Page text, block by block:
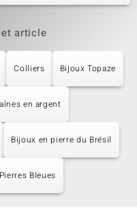
article
Colliers Bijoux Topaze
en argent
Bijoux en pierre du Brésil
Pierres Bleues